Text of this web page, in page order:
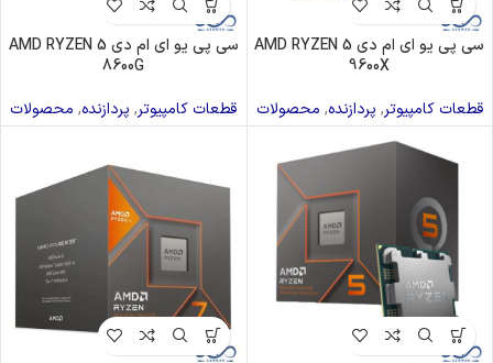
سی پی یو ای ام دی AMD RYZEN 5
9600X
قطعات کامپیوتر, پردازنده, محصولات
سی پی یو ای ام دی AMD RYZEN 5
8600G
قطعات کامپیوتر, پردازنده, محصولات